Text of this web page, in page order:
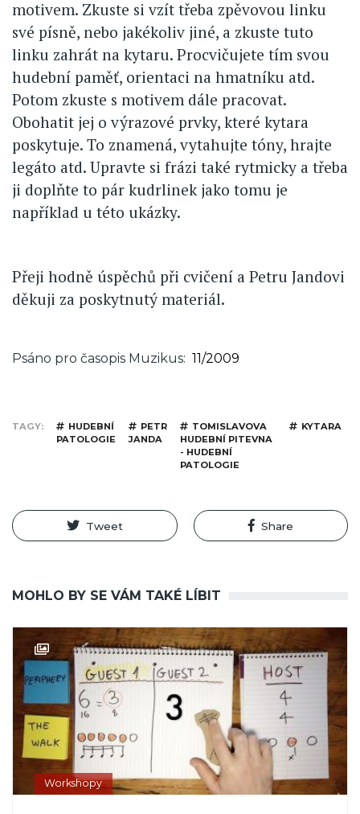
motivem. Zkuste si vzít třeba zpěvovou linku
své písně, nebo jakékoliv jiné, a zkuste tuto
linku zahrát na kytaru. Procvičujete tím svou
hudební paměť, orientaci na hmatníku atd.
Potom zkuste s motivem dále pracovat.
Obohatit jej o výrazové prvky, které kytara
poskytuje. To znamená, vytahujte tóny, hrajte
legáto atd. Upravte si frázi také rytmicky a třeba
ji doplňte to pár kudrlinek jako tomu je
například u této ukázky.
Přeji hodně úspěchů při cvičení a Petru Jandovi
děkuji za poskytnutý materiál.
Psáno pro časopis Muzikus 11/2009
TAGY
HUDEBNÍ
PATOLOGIE
PETR
JANDA
TOMISLAVOVA
HUDEBNÍ PITEVNA
- HUDEBNÍ
PATOLOGIE
KYTARA
Tweet Share
MOHLO BY SE VÁM TAKÉ LÍBIT
Workshopy